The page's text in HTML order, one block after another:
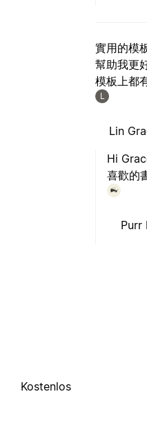
實用的模
幫助我更
模板上都
L
Lin
Hi
喜歡的
Purr
Kostenlos